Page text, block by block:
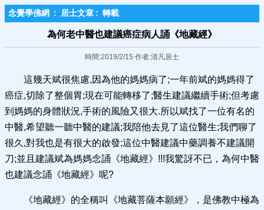
念覺學佛網 : 居士文章 : 轉載
為何老中醫也建議癌症病人誦《地藏經》
時間:2019/2/15 作者:清凡居士
這幾天斌很焦慮,因為他的媽媽病了;一年前斌的媽媽得了
癌症,切除了整個胃;現在可能轉移了;醫生建議繼續手術;但考慮
到媽媽的身體狀況,手術的風險又很大.所以斌找了一位有名的
中醫,希望聽一聽中醫的建議;我陪他去見了這位醫生;我們聊了
很久,對我也是有很大的啟發;這位中醫建議中藥調養不建議開
刀;並且建議斌為媽媽念誦《地藏經》!!!我驚訝不已，為何中醫
也建議念誦《地藏經》呢?
《地藏經》的全稱叫《地藏菩薩本願經》，是佛教中極為